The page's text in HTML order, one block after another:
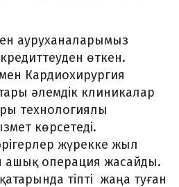
ауруханаларымыз
өткен.
Кардиохирургия
әлемдік клиникалар
технологиялы
көрсетеді.
жүрекке жыл
ашық операция жасайды.
тіпті жаңа туған